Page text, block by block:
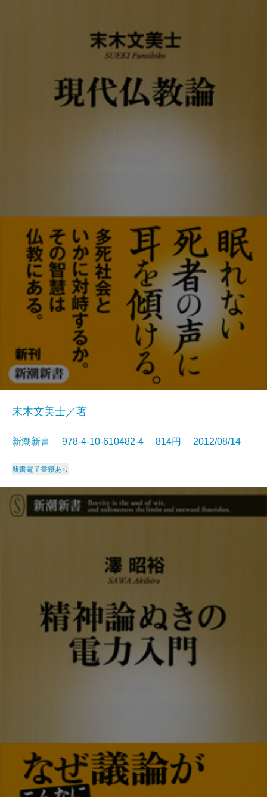
末木文美士／著
新潮新書 978-4-10-610482-4 814円 2012/08/14
新書電子書籍あり